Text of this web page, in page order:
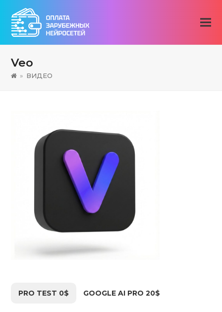
Veo
» ВИДЕО
PRO TEST 0$ GOOGLE AI PRO 20$